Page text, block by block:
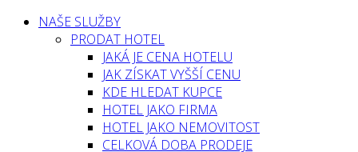
NAŠE SLUŽBY
PRODAT HOTEL
JAKÁ JE CENA HOTELU
JAK ZÍSKAT VYŠŠÍ CENU
KDE HLEDAT KUPCE
HOTEL JAKO FIRMA
HOTEL JAKO NEMOVITOST
CELKOVÁ DOBA PRODEJE